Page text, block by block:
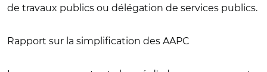
de travaux publics ou délégation de services publics.
Rapport sur la simplification des AAPC